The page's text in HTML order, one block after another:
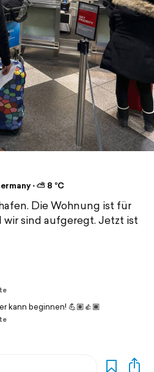
⋅ ⛅ 8 °C
Die Wohnung ist für
sind aufgeregt. Jetzt ist
kann beginnen! 💪🏽👍🏾